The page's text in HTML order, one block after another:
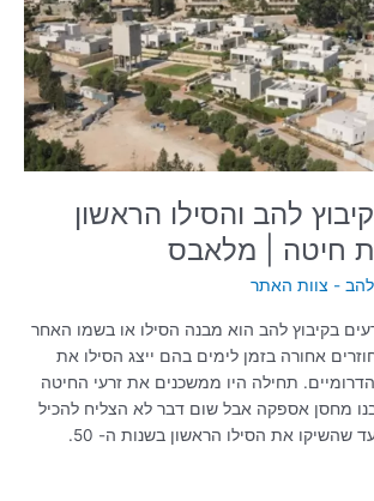
להב והסילו הראשון
חיטה | מלאבס
להב - צוות האתר
בקיבוץ להב הוא מבנה הסילו או בשמו האחר
אחורה בזמן לימים בהם ייצג הסילו את
תחילה היו ממשכנים את זרעי החיטה
מחסן אספקה אבל שום דבר לא הצליח להכיל
את כמויות החיטה, עד שהשיקו את הסילו הראשון בשנות ה- 50.